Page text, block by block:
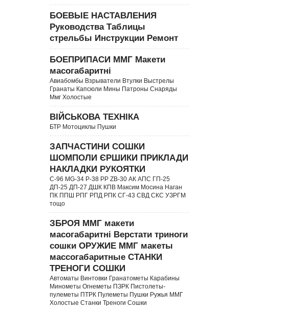
БОЕВЫЕ НАСТАВЛЕНИЯ
Руководства Таблицы
стрельбы Инструкции Ремонт
БОЕПРИПАСИ ММГ Макети
масогабаритні
Авиабомбы Взрыватели Втулки Выстрелы
Гранаты Капсюли Мины Патроны Снаряды
Ммг Холостые
ВІЙСЬКОВА ТЕХНІКА
БТР Мотоциклы Пушки
ЗАПЧАСТИНИ СОШКИ
ШОМПОЛИ ЄРШИКИ ПРИКЛАДИ
НАКЛАДКИ РУКОЯТКИ
C-96 MG-34 P-38 PP ZB-30 АК АПС ГП-25
ДП-25 ДП-27 ДШК КПВ Максим Мосина Наган
ПК ППШ РПГ РПД РПК СГ-43 СВД CКС УЗРГМ
тощо
ЗБРОЯ ММГ макети
масогабаритні Верстати триноги
сошки ОРУЖИЕ ММГ макеты
массогабаритные СТАНКИ
ТРЕНОГИ СОШКИ
Автоматы Винтовки Гранатометы Карабины
Минометы Огнеметы ПЗРК Пистолеты-
пулеметы ПТРК Пулеметы Пушки Ружья ММГ
Холостые Станки Треноги Сошки